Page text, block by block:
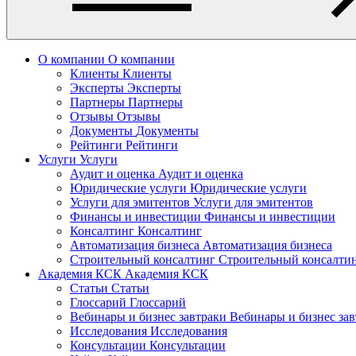
О компании О компании
Клиенты Клиенты
Эксперты Эксперты
Партнеры Партнеры
Отзывы Отзывы
Документы Документы
Рейтинги Рейтинги
Услуги Услуги
Аудит и оценка Аудит и оценка
Юридические услуги Юридические услуги
Услуги для эмитентов Услуги для эмитентов
Финансы и инвестиции Финансы и инвестиции
Консалтинг Консалтинг
Автоматизация бизнеса Автоматизация бизнеса
Строительный консалтинг Строительный
Академия КСК Академия КСК
Статьи Статьи
Глоссарий Глоссарий
Вебинары и бизнес завтраки Вебинары и бизнес
Исследования Исследования
Консультации Консультации